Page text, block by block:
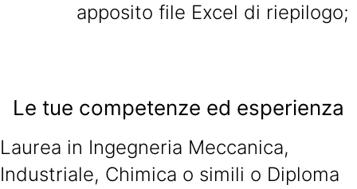
apposito file Excel di riepilogo;
Le tue competenze ed esperienza
Laurea in Ingegneria Meccanica,
Industriale, Chimica o simili o Diploma